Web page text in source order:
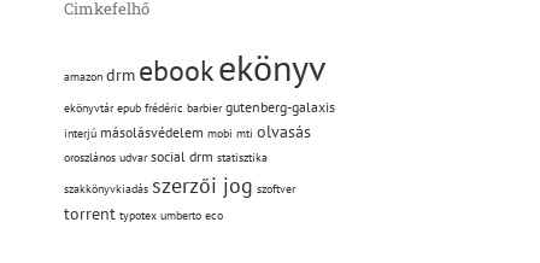
Cimkefelhő
amazon drm ebookekönyv
ekönyvtár epub frédéric barbier gutenberg-galaxis
interjú másolásvédelem mobi mti olvasás
oroszlános udvar social drm statisztika
szakkönyvkiadás szerzői jog szoftver
torrent typotex umberto eco